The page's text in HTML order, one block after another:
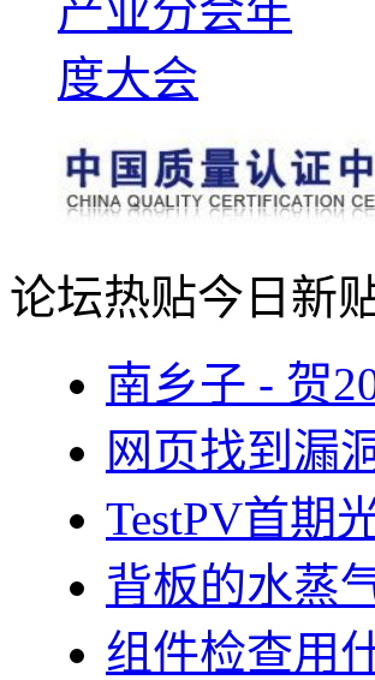
论坛热贴今日新
南乡子 - 贺
网页找到漏
TestPV首期
背板的水蒸
组件检查用